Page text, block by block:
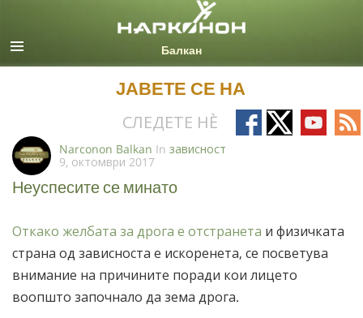
Macedonian
ЈАВЕТЕ СЕ НА
СЛЕДЕТЕ НÈ
Follow
on
Follow
on
Follow
on
on
Narconon Balkan In зависност
9, октомври 2017
Неуспесите се минато
Откако желбата за дрога е отстранета и физичката
страна од зависноста е искоренета, се посветува
внимание на причините поради кои лицето
воопшто започнало да зема дрога.